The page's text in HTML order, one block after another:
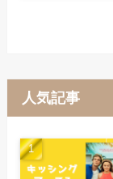
人気記事